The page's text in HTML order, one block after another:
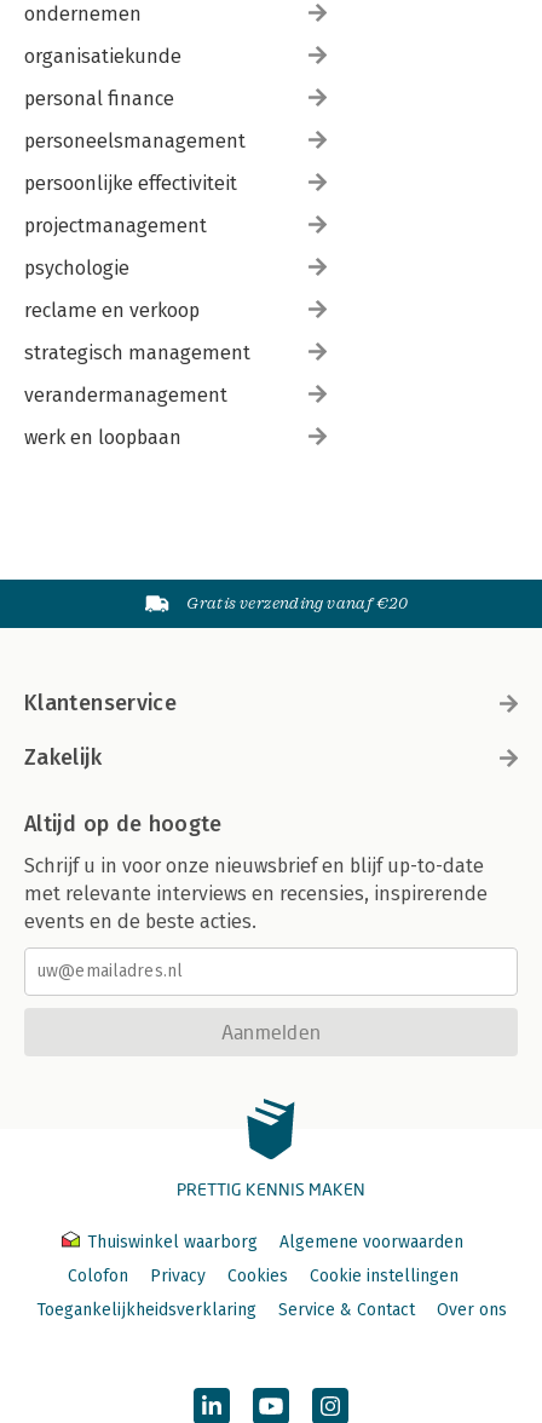
ondernemen
organisatiekunde
personal finance
personeelsmanagement
persoonlijke effectiviteit
projectmanagement
psychologie
reclame en verkoop
strategisch management
verandermanagement
werk en loopbaan
Gratis verzending vanaf €20
Klantenservice
Zakelijk
Altijd op de hoogte
Schrijf u in voor onze nieuwsbrief en blijf up-to-date
met relevante interviews en recensies, inspirerende
events en de beste acties.
Aanmelden
PRETTIG KENNIS MAKEN
Thuiswinkel waarborg
Algemene voorwaarden
Colofon
Privacy Cookies
Cookie instellingen
Toegankelijkheidsverklaring
Service & Contact Over ons